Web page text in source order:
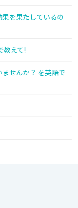
を果たしているの
教えて!
せんか？ を英語で